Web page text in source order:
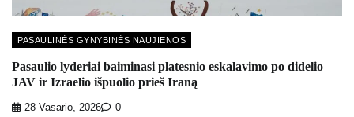
PASAULINĖS GYNYBINĖS NAUJIENOS
Pasaulio lyderiai baiminasi platesnio eskalavimo po didelio
JAV ir Izraelio išpuolio prieš Iraną
28 Vasario, 2026 0